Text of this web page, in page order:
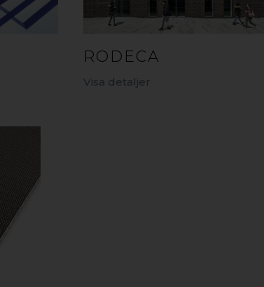
RODECA
Visa detaljer